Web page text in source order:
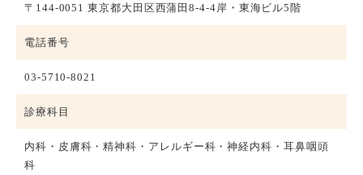
〒144-0051 東京都大田区西蒲田8-4-4岸・東海ビル5階
電話番号
03-5710-8021
診療科目
内科・皮膚科・精神科・アレルギー科・神経内科・耳鼻咽頭
科